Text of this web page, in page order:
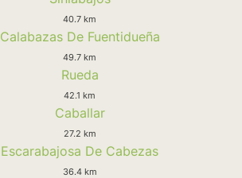
40.7 km
Calabazas De Fuentidueña
49.7 km
Rueda
42.1 km
Caballar
27.2 km
Escarabajosa De Cabezas
36.4 km